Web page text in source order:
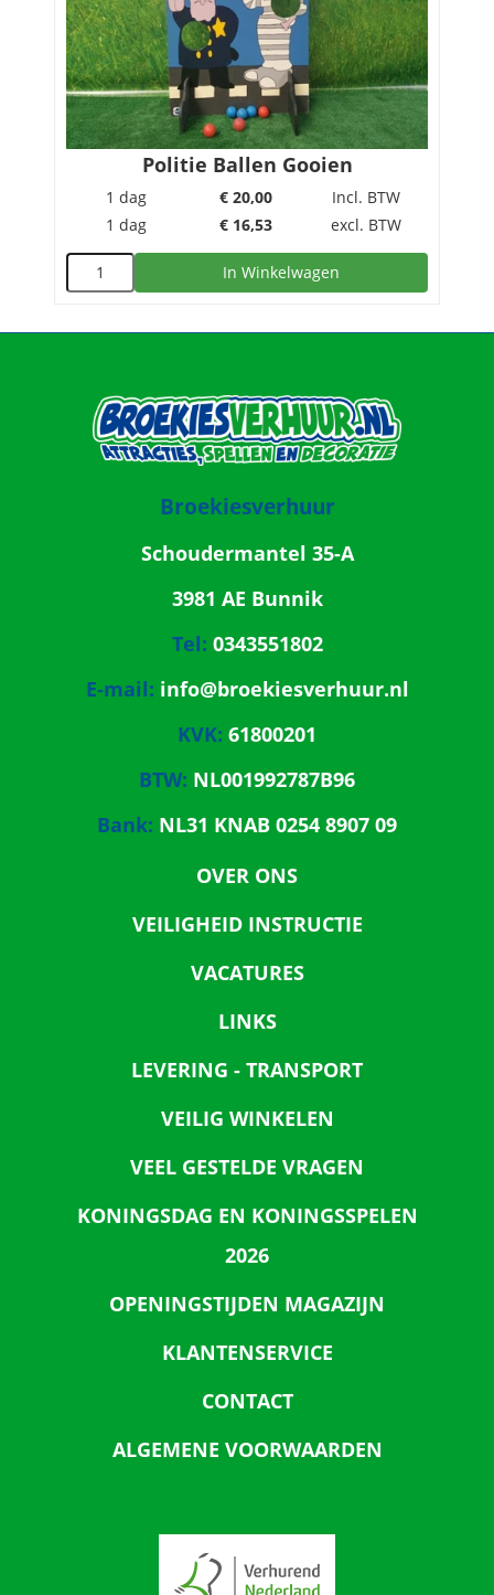
Politie Ballen Gooien
1 dag € 20,00
Incl. BTW
1 dag
€ 16,53 excl. BTW
In Winkelwagen
Broekiesverhuur
Schoudermantel 35-A
3981 AE Bunnik
Tel: 0343551802
E-mail: info@broekiesverhuur.nl
KVK: 61800201
BTW: NL001992787B96
Bank: NL31 KNAB 0254 8907 09
OVER ONS
VEILIGHEID INSTRUCTIE
VACATURES
LINKS
LEVERING - TRANSPORT
VEILIG WINKELEN
VEEL GESTELDE VRAGEN
KONINGSDAG EN KONINGSSPELEN
2026
OPENINGSTIJDEN MAGAZIJN
KLANTENSERVICE
CONTACT
ALGEMENE VOORWAARDEN